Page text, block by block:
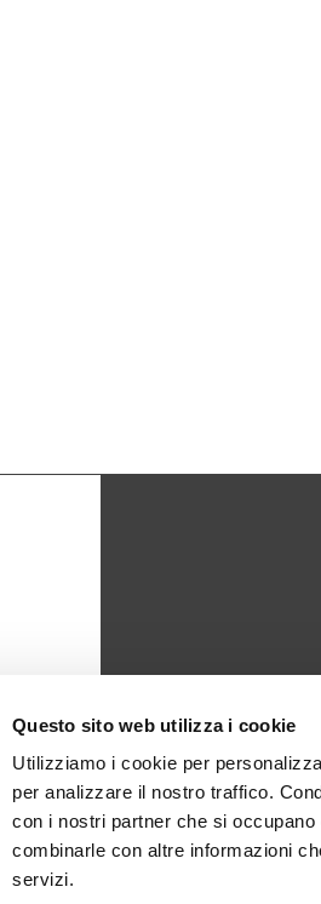
Questo sito web utilizza i cookie
Utilizziamo i cookie per
per analizzare il nostro traffico.
con i nostri partner che si
combinarle con altre informazioni
servizi.
0429 - 1905714